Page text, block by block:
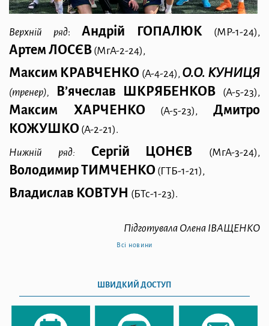
Верхній ряд: Андрій ГОПАЛЮК (МР-1-24),
Артем ЛОСЄВ (МгА-2-24),
Максим КРАВЧЕНКО (А-4-24), О.О. КУНИЦЯ
(тренер), В’ячеслав ШКРЯБЕНКОВ (А-5-23),
Максим ХАРЧЕНКО(А-5-23),Дмитро
КОЖУШКО (А-2-21).
Нижній ряд: Сергій ЦОНЄВ (МгА-3-24),
Володимир ТИМЧЕНКО (ГТБ-1-21),
Владислав КОВТУН (БТс-1-23).
Підготувала Олена ІВАЩЕНКО
Всі новини
ШВИДКИЙ ДОСТУП